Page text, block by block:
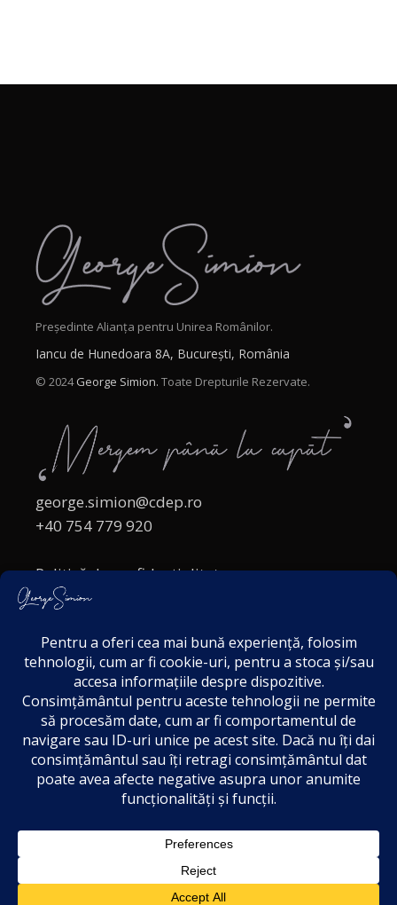
Președinte Alianța pentru Unirea Românilor.
Iancu de Hunedoara 8A, București, România
© 2024George Simion. Toate Drepturile Rezervate.
george.simion@cdep.ro
+40 754 779 920
Politică de confidențialitate
Politica cookies
Acordul de markting
Disclaimer